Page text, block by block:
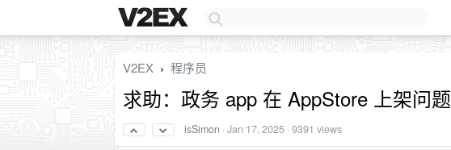
V2EX › 程序员
求助：政务 app 在 AppStore 上架问题
isSimon ·Jan 17, 2025 · 9391 views